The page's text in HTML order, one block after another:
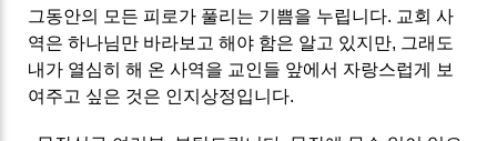
그동안의 모든 피로가 풀리는 기쁨을 누립니다. 교회 사
역은 하나님만 바라보고 해야 함은 알고 있지만, 그래도
내가 열심히 해 온 사역을 교인들 앞에서 자랑스럽게 보
여주고 싶은 것은 인지상정입니다.